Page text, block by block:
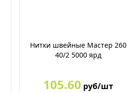
Нитки швейные Мастер 260
40/2 5000 ярд
105.60 руб/шт